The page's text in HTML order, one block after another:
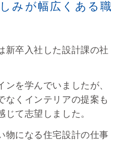
みが幅広くある職
新卒入社した設計課の社
を学んでいましたが、
なくインテリアの提案も
て志望しました。
物になる住宅設計の仕事